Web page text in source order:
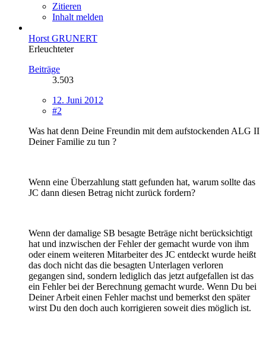
Zitieren
Inhalt melden
Horst GRUNERT
Erleuchteter
Beiträge
3.503
12. Juni 2012
#2
Was hat denn Deine Freundin mit dem aufstockenden ALG II
Deiner Familie zu tun ?
Wenn eine Überzahlung statt gefunden hat, warum sollte das
JC dann diesen Betrag nicht zurück fordern?
Wenn der damalige SB besagte Beträge nicht berücksichtigt
hat und inzwischen der Fehler der gemacht wurde von ihm
oder einem weiteren Mitarbeiter des JC entdeckt wurde heißt
das doch nicht das die besagten Unterlagen verloren
gegangen sind, sondern lediglich das jetzt aufgefallen ist das
ein Fehler bei der Berechnung gemacht wurde. Wenn Du bei
Deiner Arbeit einen Fehler machst und bemerkst den später
wirst Du den doch auch korrigieren soweit dies möglich ist.